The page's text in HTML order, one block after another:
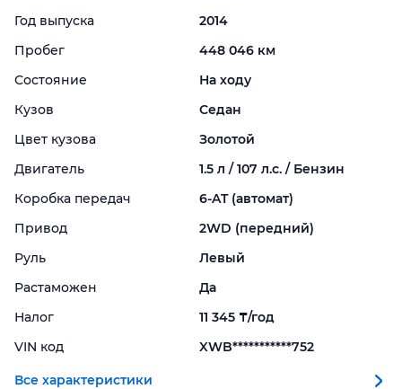
Год выпуска
2014
Пробег
448 046 км
Состояние
На ходу
Кузов
Седан
Цвет кузова
Золотой
Двигатель
1.5 л / 107 л.с. / Бензин
Коробка передач
6-AT (автомат)
Привод
2WD (передний)
Руль
Левый
Растаможен
Да
Налог
11 345 ₸/год
VIN код
XWB***********752
Все характеристики